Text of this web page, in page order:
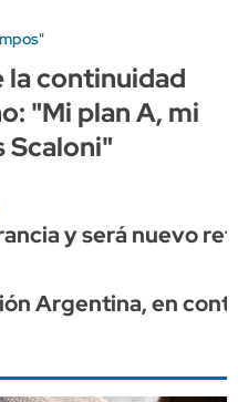
la continuidad
"Mi plan A, mi
Scaloni"
y será nuevo
Argentina, en